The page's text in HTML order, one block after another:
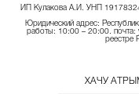
ИП Кулакова А.И. УНП
Юридический адрес:
работы: 10:00 – 20:00. почта:
реестре
ХАЧУ